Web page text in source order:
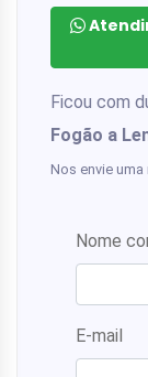
Ficou com
Fogão a
Nos envie
Nome
E-mail